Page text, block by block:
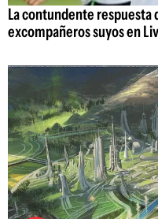
La contundente respuesta
excompañeros suyos en